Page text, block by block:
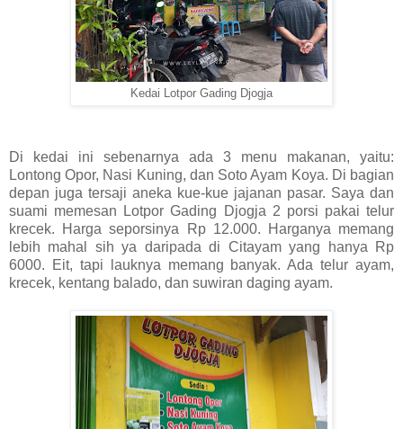
Kedai Lotpor Gading Djogja
Di kedai ini sebenarnya ada 3 menu makanan, yaitu:
Lontong Opor, Nasi Kuning, dan Soto Ayam Koya. Di bagian
depan juga tersaji aneka kue-kue jajanan pasar. Saya dan
suami memesan Lotpor Gading Djogja 2 porsi pakai telur
krecek. Harga seporsinya Rp 12.000. Harganya memang
lebih mahal sih ya daripada di Citayam yang hanya Rp
6000. Eit, tapi lauknya memang banyak. Ada telur ayam,
krecek, kentang balado, dan suwiran daging ayam.